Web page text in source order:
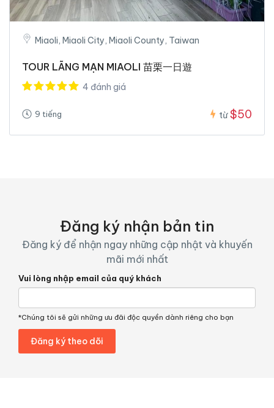
Miaoli, Miaoli City, Miaoli County, Taiwan
TOUR LÃNG MẠN MIAOLI 苗栗一日遊
4 đánh giá
9 tiếng từ$50
Đăng ký nhận bản tin
Đăng ký để nhận ngay những cập nhật và khuyến
mãi mới nhất
Vui lòng nhập email của quý khách
*Chúng tôi sẽ gửi những ưu đãi độc quyền dành riêng cho bạn